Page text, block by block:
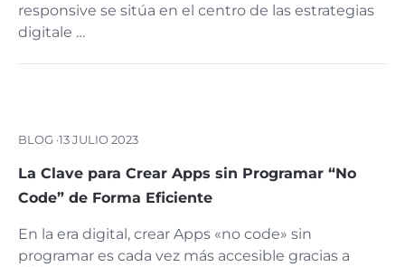
responsive se sitúa en el centro de las estrategias
digitale …
BLOG ·13 JULIO 2023
La Clave para Crear Apps sin Programar “No
Code” de Forma Eficiente
En la era digital, crear Apps «no code» sin
programar es cada vez más accesible gracias a